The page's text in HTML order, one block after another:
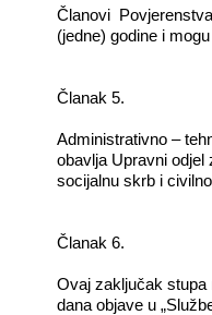
Članovi
(jedne) godine i
Članak 5.
Administrativno –
obavlja Upravni odjel
socijalnu skrb i
Članak 6.
Ovaj zaključak stupa
dana objave u